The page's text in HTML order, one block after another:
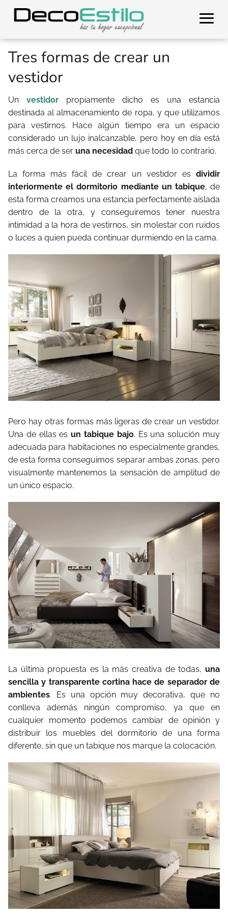
Tres formas de crear un
vestidor
Un vestidor propiamente dicho es una estancia
destinada al almacenamiento de ropa, y que utilizamos
para vestirnos. Hace algún tiempo era un espacio
considerado un lujo inalcanzable, pero hoy en día está
más cerca de ser una necesidad que todo lo contrario.
La forma más fácil de crear un vestidor es dividir
interiormente el dormitorio mediante un tabique, de
esta forma creamos una estancia perfectamente aislada
dentro de la otra, y conseguiremos tener nuestra
intimidad a la hora de vestirnos, sin molestar con ruidos
o luces a quien pueda continuar durmiendo en la cama.
Pero hay otras formas más ligeras de crear un vestidor.
Una de ellas es un tabique bajo. Es una solución muy
adecuada para habitaciones no especialmente grandes,
de esta forma conseguimos separar ambas zonas, pero
visualmente mantenemos la sensación de amplitud de
un único espacio.
La última propuesta es la más creativa de todas, una
sencilla y transparente cortina hace de separador de
ambientes. Es una opción muy decorativa, que no
conlleva además ningún compromiso, ya que en
cualquier momento podemos cambiar de opinión y
distribuir los muebles del dormitorio de una forma
diferente, sin que un tabique nos marque la colocación.